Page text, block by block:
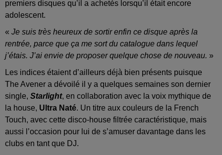
premiers disques qu’il a achetés lorsqu’il était encore
adolescent.
« Je suis très heureux de sortir enfin ce disque après la
rentrée, parce que ça me sort du catalogue dans lequel
j’étais. J’ai envie de proposer quelque chose de nouveau. »
Les indices étaient d’ailleurs déjà bien présents puisque
The Avener a dévoilé il y a quelques semaines son dernier
single, Starlight, en collaboration avec la voix mythique de
la house, Ultra Naté. Un titre aux couleurs de la French
Touch, avec cette disco-house filtrée caractéristique, mais
aussi l’occasion pour lui de s’amuser davantage dans les
clubs en tant que DJ.